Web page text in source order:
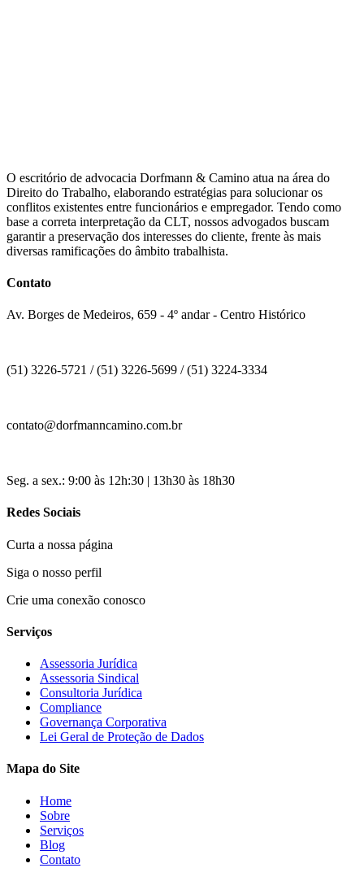
O escritório de advocacia Dorfmann & Camino atua na área do
Direito do Trabalho, elaborando estratégias para solucionar os
conflitos existentes entre funcionários e empregador. Tendo como
base a correta interpretação da CLT, nossos advogados buscam
garantir a preservação dos interesses do cliente, frente às mais
diversas ramificações do âmbito trabalhista.
Contato
Av. Borges de Medeiros, 659 - 4º andar - Centro Histórico
(51) 3226-5721 / (51) 3226-5699 / (51) 3224-3334
contato@dorfmanncamino.com.br
Seg. a sex.: 9:00 às 12h:30 | 13h30 às 18h30
Redes Sociais
Curta a nossa página
Siga o nosso perfil
Crie uma conexão conosco
Serviços
Assessoria Jurídica
Assessoria Sindical
Consultoria Jurídica
Compliance
Governança Corporativa
Lei Geral de Proteção de Dados
Mapa do Site
Home
Sobre
Serviços
Blog
Contato